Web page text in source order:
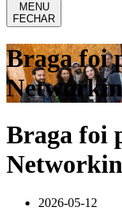
MENU
FECHAR
Braga foi
Braga foi
2026-05-12